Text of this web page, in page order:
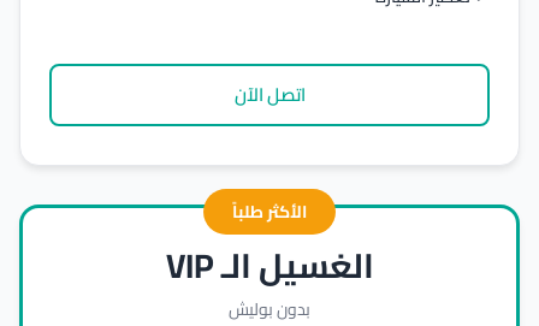
اتصل الآن
الأكثر طلباً
الغسيل الـ VIP
بدون بوليش